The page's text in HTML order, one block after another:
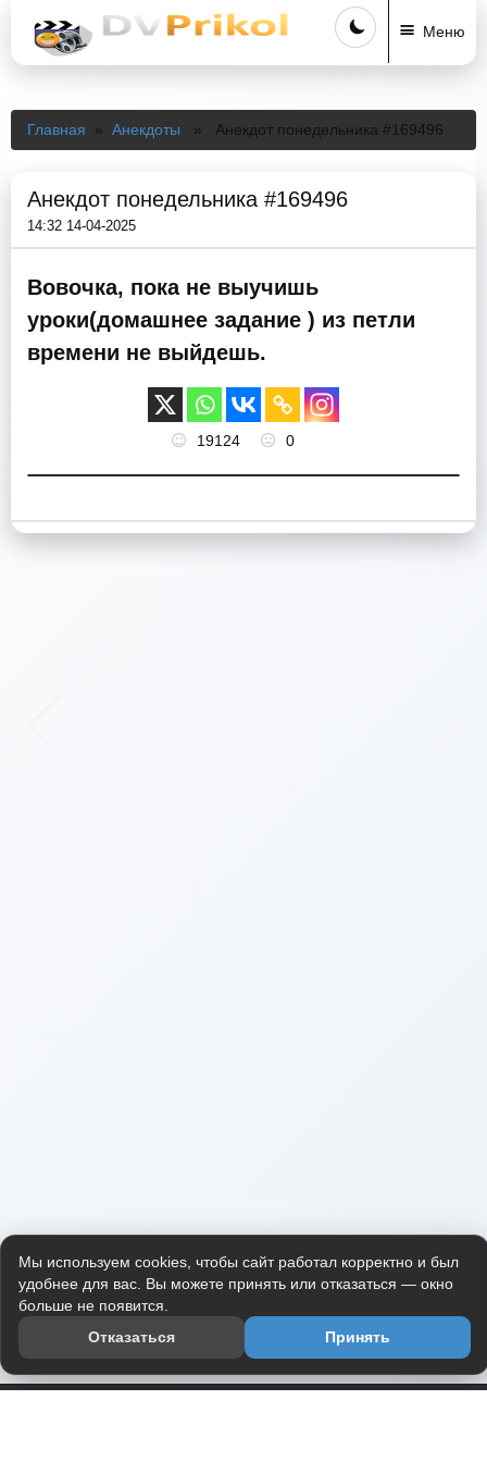
Меню
Главная » Анекдоты » Анекдот понедельника #169496
Анекдот понедельника #169496
14:32 14-04-2025
Вовочка, пока не выучишь
уроки(домашнее задание ) из петли
времени не выйдешь.
19124 0
Мы используем cookies, чтобы сайт работал корректно и был
удобнее для вас. Вы можете принять или отказаться — окно
больше не появится.
Отказаться
Принять